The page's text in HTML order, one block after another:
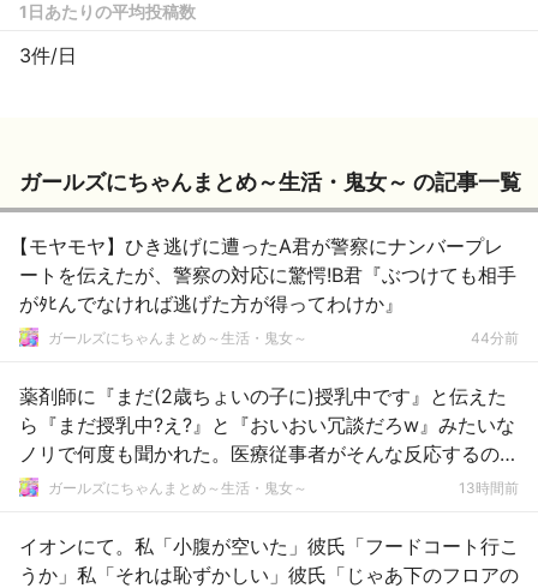
1日あたりの平均投稿数
3件/日
ガールズにちゃんまとめ～生活・鬼女～ の記事一覧
【モヤモヤ】ひき逃げに遭ったA君が警察にナンバープレ
ートを伝えたが、警察の対応に驚愕!B君『ぶつけても相手
がﾀﾋんでなければ逃げた方が得ってわけか』
ガールズにちゃんまとめ～生活・鬼女～ 44分前
薬剤師に『まだ(2歳ちょいの子に)授乳中です』と伝えた
ら『まだ授乳中?え?』と『おいおい冗談だろw』みたいな
ノリで何度も聞かれた。医療従事者がそんな反応するのか
とモヤガールズにちゃんまとめ～生活・鬼女～ 13時間前
イオンにて。私「小腹が空いた」彼氏「フードコート行こ
うか」私「それは恥ずかしい」彼氏「じゃあ下のフロアの